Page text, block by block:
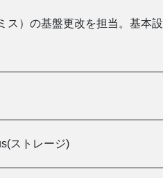
）の基盤更改を担当。基本
ストレージ)